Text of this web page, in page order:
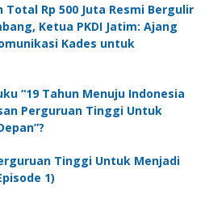
Total Rp 500 Juta Resmi Bergulir
Ketua PKDI Jatim: Ajang
Kades untuk
“19 Tahun Menuju Indonesia
Perguruan Tinggi Untuk
Tinggi Untuk Menjadi
1)